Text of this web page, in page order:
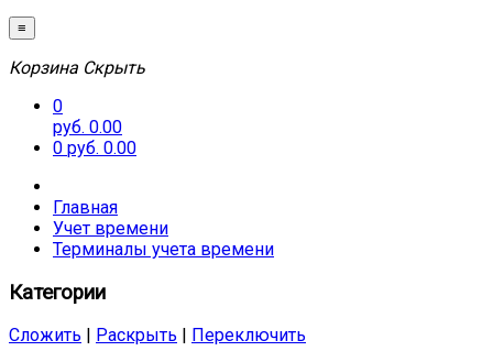
≡
Корзина Скрыть
0
руб. 0.00
0 руб. 0.00
Главная
Учет времени
Терминалы учета времени
Категории
Сложить Раскрыть
Переключить